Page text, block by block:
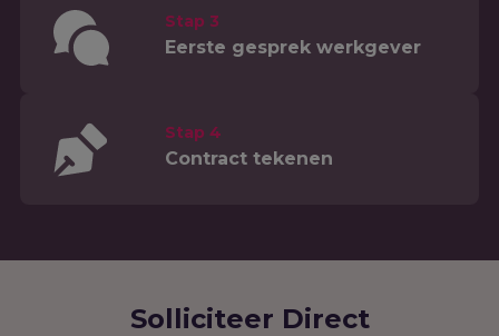
Stap 3
Eerste gesprek werkgever
Stap 4
Contract tekenen
Solliciteer Direct